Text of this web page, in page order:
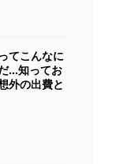
てこんなに
…知ってお
外の出費と